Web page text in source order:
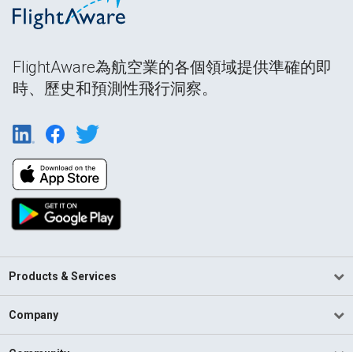
FlightAware為航空業的各個領域提供準確的即
時、歷史和預測性飛行洞察。
Products & Services
Company